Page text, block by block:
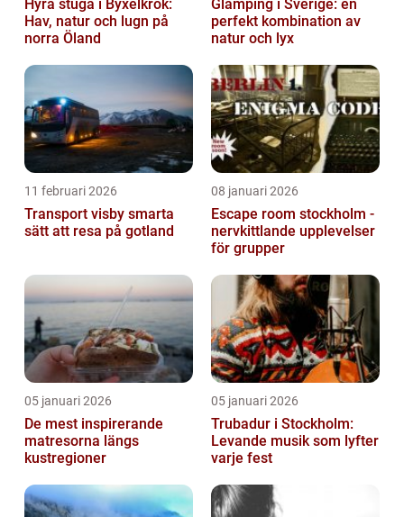
Hyra stuga i Byxelkrok:
Hav, natur och lugn på
norra Öland
Glamping i Sverige: en
perfekt kombination av
natur och lyx
11 februari 2026
Transport visby smarta
sätt att resa på gotland
08 januari 2026
Escape room stockholm -
nervkittlande upplevelser
för grupper
05 januari 2026
De mest inspirerande
matresorna längs
kustregioner
05 januari 2026
Trubadur i Stockholm:
Levande musik som lyfter
varje fest